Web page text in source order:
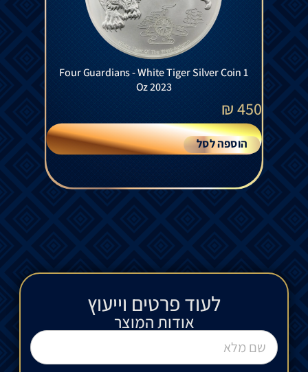
Four Guardians - White Tiger Silver Coin 1
Oz 2023
450
₪
הוספה לסל
לעוד פרטים וייעוץ​
אודות המוצר